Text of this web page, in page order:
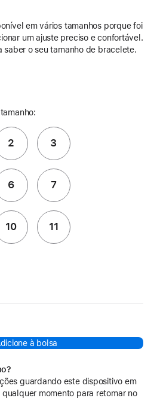
em vários tamanhos porque foi
um ajuste preciso e confortável.
saber o seu tamanho de bracelete.
2 3
6 7
10 11
à bolsa
guardando este dispositivo em
qualquer momento para retomar no